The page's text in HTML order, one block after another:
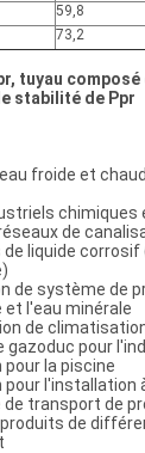
59,8
73,2
tuyau
stabilité de Ppr
froide et
de
liquide corrosif
de système de
et l'eau minérale
de
gazoduc pour
pour la piscine
pour l'installation
transport de
de